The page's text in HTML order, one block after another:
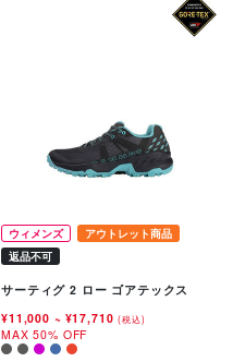
ウィメンズ
アウトレット商品
返品不可
サーティグ 2 ロー ゴアテックス
¥11,000 ~ ¥17,710(税込)
MAX 50% OFF